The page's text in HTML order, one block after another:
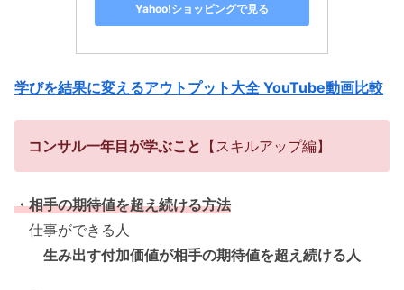
Yahoo!ショッピングで見る
学びを結果に変えるアウトプット大全 YouTube動画比較
コンサル一年目が学ぶこと 【スキルアップ編】
・相手の期待値を超え続ける方法
仕事ができる人
生み出す付加価値が相手の期待値を超え続ける人